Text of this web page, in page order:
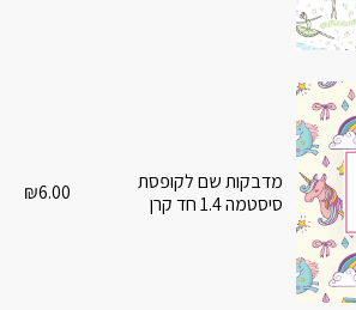
מדבקות שם לקופסת
סיסטמה 1.4 חד קרן
₪6.00